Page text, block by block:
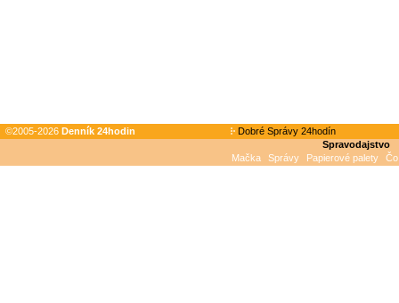
©2005-2026 Denník 24hodin
Dobré Správy 24hodín
Spravodajstvo
Mačka
Správy Papierové palety